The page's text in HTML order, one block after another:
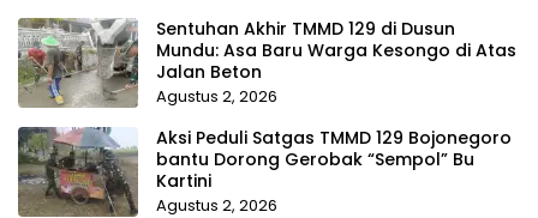
Sentuhan Akhir TMMD 129 di Dusun
Mundu: Asa Baru Warga Kesongo di Atas
Jalan Beton
Agustus 2, 2026
Aksi Peduli Satgas TMMD 129 Bojonegoro
bantu Dorong Gerobak “Sempol” Bu
Kartini
Agustus 2, 2026